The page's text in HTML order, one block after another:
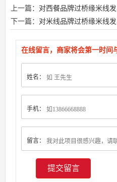
上一篇： 对西餐品牌过桥缘米线
下一篇： 对米线品牌过桥缘米线
在线留言，商家将会第一时间
姓名：
手机：
留言：